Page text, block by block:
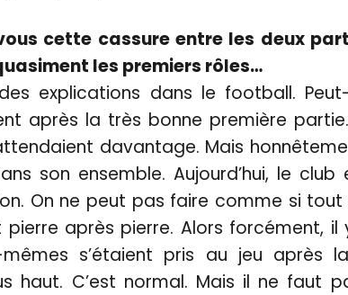
cette cassure entre les deux
les premiers rôles…
explications dans le football.
après la très bonne première
davantage. Mais
son ensemble. Aujourd’hui, le
On ne peut pas faire comme si
pierre après pierre. Alors forcément,
mêmes s’étaient pris au jeu après
haut. C’est normal. Mais il ne faut